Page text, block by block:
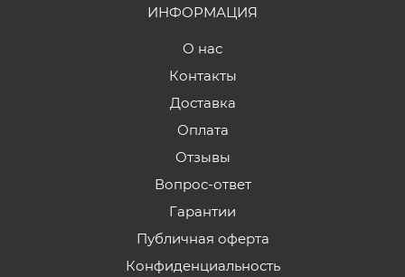
ИНФОРМАЦИЯ
О нас
Контакты
Доставка
Оплата
Отзывы
Вопрос-ответ
Гарантии
Публичная оферта
Конфиденциальность